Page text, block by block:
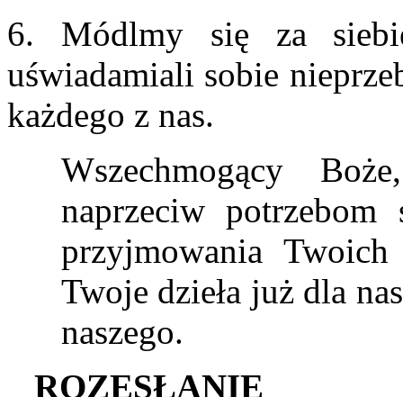
6. Módlmy się za
uświadamiali sobie
każdego z nas.
Wszechmogący
naprzeciw
przyjmowania
Twoje dzieła już dla
naszego.
ROZESŁANIE